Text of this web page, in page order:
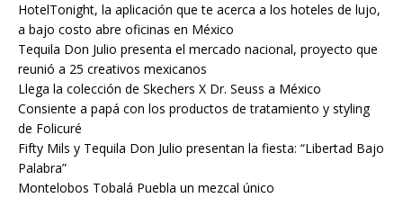
HotelTonight, la aplicación que te acerca a los hoteles de lujo,
a bajo costo abre oficinas en México
Tequila Don Julio presenta el mercado nacional, proyecto que
reunió a 25 creativos mexicanos
Llega la colección de Skechers X Dr. Seuss a México
Consiente a papá con los productos de tratamiento y styling
de Folicuré
Fifty Mils y Tequila Don Julio presentan la fiesta: “Libertad Bajo
Palabra”
Montelobos Tobalá Puebla un mezcal único